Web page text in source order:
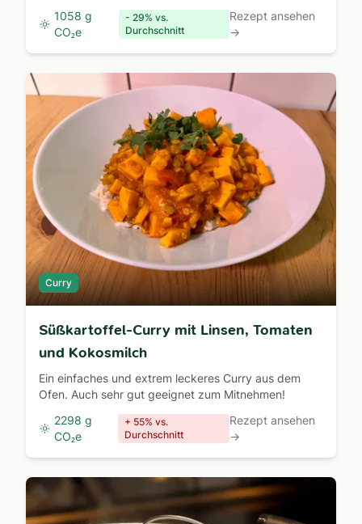
1058 g
CO₂e
- 29% vs.
Durchschnitt
Rezept ansehen
→
Curry
Süßkartoffel-Curry mit Linsen, Tomaten
und Kokosmilch
Ein einfaches und extrem leckeres Curry aus dem
Ofen. Auch sehr gut geeignet zum Mitnehmen!
2298 g
CO₂e
+ 55% vs.
Durchschnitt
Rezept ansehen
→